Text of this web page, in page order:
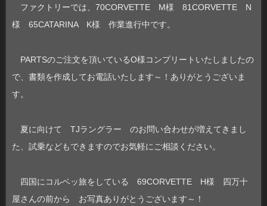
ファクトリーでは、70CORVETTE M様 81CORVETTE N
様 65CATARINA K様 作業進行中です。
PARTSのご注文を頂いているO様コンプリートいたしましたの
で、書類を作成してお電話いたします～！ありがとうございま
す。
夏に向けて TJラングラー のお問い合わせが増えてきまし
た、試乗などもできますのでお気軽にご相談ください。
四国にコルベッ旅をしている 69CORVETTE H様 四万十
屋さんの前から お写真ありがとうございます～！